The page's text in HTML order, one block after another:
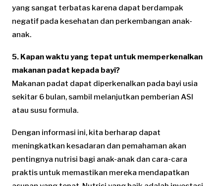
yang sangat terbatas karena dapat berdampak
negatif pada kesehatan dan perkembangan anak-
anak.
5. Kapan waktu yang tepat untuk memperkenalkan
makanan padat kepada bayi?
Makanan padat dapat diperkenalkan pada bayi usia
sekitar 6 bulan, sambil melanjutkan pemberian ASI
atau susu formula.
Dengan informasi ini, kita berharap dapat
meningkatkan kesadaran dan pemahaman akan
pentingnya nutrisi bagi anak-anak dan cara-cara
praktis untuk memastikan mereka mendapatkan